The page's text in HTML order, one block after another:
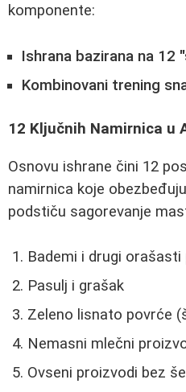
komponente:
Ishrana bazirana na 12
Kombinovani trening
12 Ključnih Namirnica u
Osnovu ishrane čini 12
namirnica koje
podstiču sagorevanje
Bademi i drugi orašasti
Pasulj i grašak
Zeleno lisnato povrće
Nemasni mlečni
Ovseni proizvodi bez